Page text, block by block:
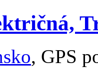
, GPS